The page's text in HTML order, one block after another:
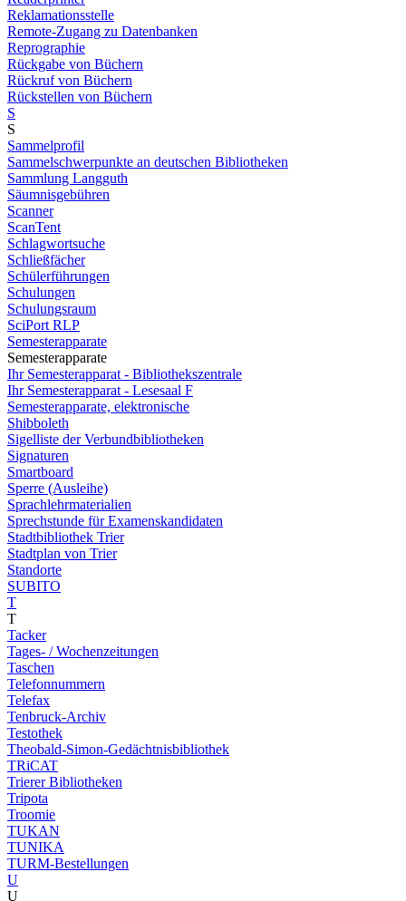
Reklamationsstelle
Remote-Zugang zu Datenbanken
Reprographie
Rückgabe von Büchern
Rückruf von Büchern
Rückstellen von Büchern
S
S
Sammelprofil
Sammelschwerpunkte an deutschen Bibliotheken
Sammlung Langguth
Säumnisgebühren
Scanner
ScanTent
Schlagwortsuche
Schließfächer
Schülerführungen
Schulungen
Schulungsraum
SciPort RLP
Semesterapparate
Semesterapparate
Ihr Semesterapparat - Bibliothekszentrale
Ihr Semesterapparat - Lesesaal F
Semesterapparate, elektronische
Shibboleth
Sigelliste der Verbundbibliotheken
Signaturen
Smartboard
Sperre (Ausleihe)
Sprachlehrmaterialien
Sprechstunde für Examenskandidaten
Stadtbibliothek Trier
Stadtplan von Trier
Standorte
SUBITO
T
T
Tacker
Tages- / Wochenzeitungen
Taschen
Telefonnummern
Telefax
Tenbruck-Archiv
Testothek
Theobald-Simon-Gedächtnisbibliothek
TRiCAT
Trierer Bibliotheken
Tripota
Troomie
TUKAN
TUNIKA
TURM-Bestellungen
U
U